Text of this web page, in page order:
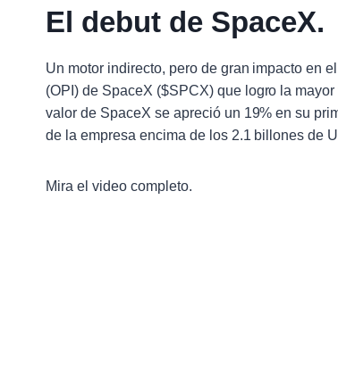
El debut de SpaceX.
Un motor indirecto, pero de gran impacto en
(OPI) de SpaceX ($SPCX) que logro la
valor de SpaceX se apreció un 19% en su
de la empresa encima de los 2.1 billones de
Mira el video completo.